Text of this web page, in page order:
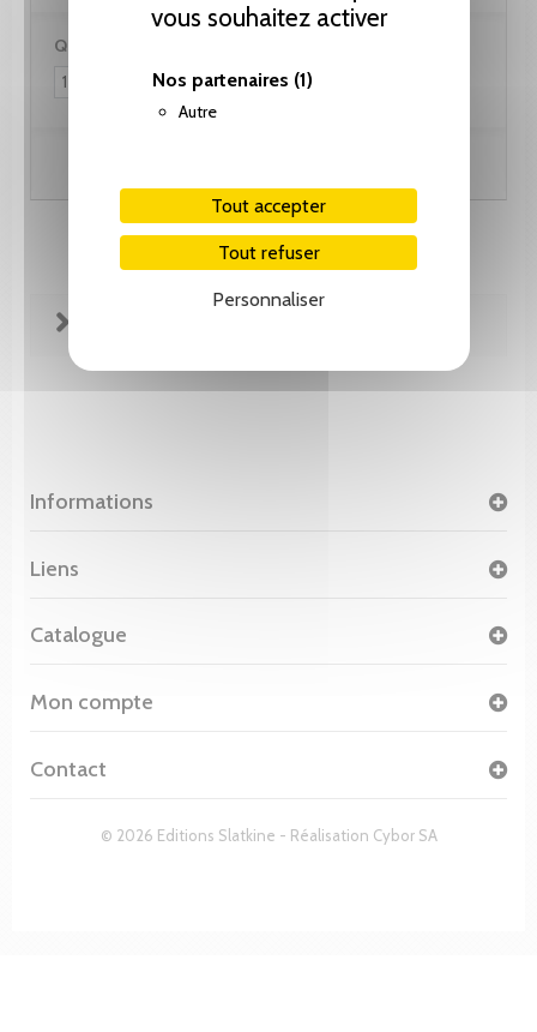
vous souhaitez activer
Nos partenaires (1)
Autre
Tout accepter
Tout refuser
Personnaliser
Quantité :
Informations
© 2026 Editions Slatkine - Réalisation Cybor SA
Liens
Catalogue
Mon compte
Contact